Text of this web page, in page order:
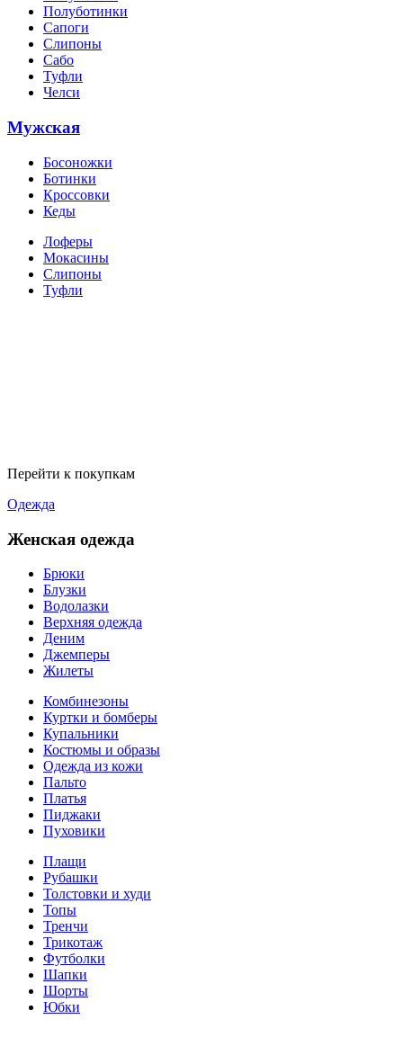
Полуботинки
Сапоги
Слипоны
Сабо
Туфли
Челси
Мужская
Босоножки
Ботинки
Кроссовки
Кеды
Лоферы
Мокасины
Слипоны
Туфли
Перейти к покупкам
Одежда
Женская одежда
Брюки
Блузки
Водолазки
Верхняя одежда
Деним
Джемперы
Жилеты
Комбинезоны
Куртки и бомберы
Купальники
Костюмы и образы
Одежда из кожи
Пальто
Платья
Пиджаки
Пуховики
Плащи
Рубашки
Толстовки и худи
Топы
Тренчи
Трикотаж
Футболки
Шапки
Шорты
Юбки